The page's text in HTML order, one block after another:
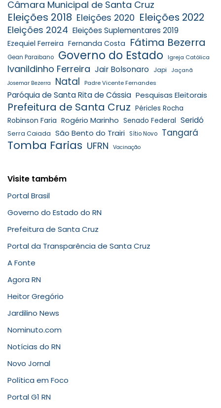
Câmara Municipal de Santa Cruz
Eleições 2018 Eleições 2020 Eleições 2022
Eleições 2024 Eleições Suplementares 2019
Ezequiel Ferreira Fernanda Costa Fátima Bezerra
Gean Paraibano Governo do Estado Igreja Católica
Ivanildinho Ferreira Jair Bolsonaro Japi Jaçanã
Josemar Bezerra Natal Padre Vicente Fernandes
Paróquia de Santa Rita de Cássia Pesquisas Eleitorais
Prefeitura de Santa Cruz Péricles Rocha
Robinson Faria Rogério Marinho Senado Federal Seridó
Serra Caiada São Bento do Trairi Sítio Novo Tangará
Tomba Farias UFRN Vacinação
Visite também
Portal Brasil
Governo do Estado do RN
Prefeitura de Santa Cruz
Portal da Transparência de Santa Cruz
A Fonte
Agora RN
Heitor Gregório
Jardilino News
Nominuto.com
Notícias do RN
Novo Jornal
Política em Foco
Portal G1 RN